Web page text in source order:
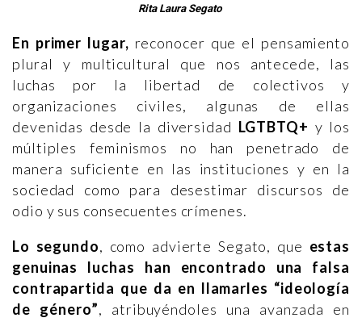
Rita Laura Segato
En primer lugar, reconocer que el pensamiento
plural y multicultural que nos antecede, las
luchas por la libertad de colectivos y
organizaciones civiles, algunas de ellas
devenidas desde la diversidad LGTBTQ+ y los
múltiples feminismos no han penetrado de
manera suficiente en las instituciones y en la
sociedad como para desestimar discursos de
odio y sus consecuentes crímenes.
Lo segundo, como advierte Segato, que estas
genuinas luchas han encontrado una falsa
contrapartida que da en llamarles “ideología
de género”, atribuyéndoles una avanzada en